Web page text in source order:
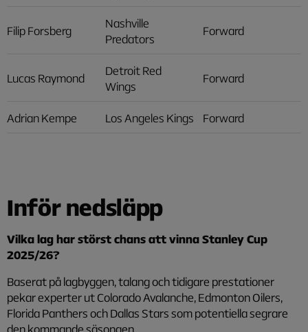
Filip Forsberg
Nashville
Predators
Forward
Lucas Raymond
Detroit Red
Wings
Forward
Adrian Kempe Los Angeles Kings Forward
Inför nedsläpp
Vilka lag har störst chans att vinna Stanley Cup
2025/26?
Baserat på lagbyggen, talang och tidigare prestationer
pekar experter ut Colorado Avalanche, Edmonton Oilers,
Florida Panthers och Dallas Stars som potentiella segrare